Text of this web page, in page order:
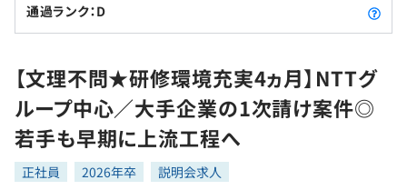
転職成功ガイド
転職エージェント
インタビュー
転職成功ガイド
新卒就活
求人検索
本選考
インターン
学習
問題集
プログラミング言語
ゲーム・マンガ
通過ランク：D
【文理不問★研修環境充実4ヵ月】NTTグ
ループ中心／大手企業の1次請け案件◎
若手も早期に上流工程へ
正社員 2026年卒 説明会求人